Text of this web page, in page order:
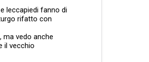
leccapiedi fanno di
rifatto con
ma vedo anche
il vecchio